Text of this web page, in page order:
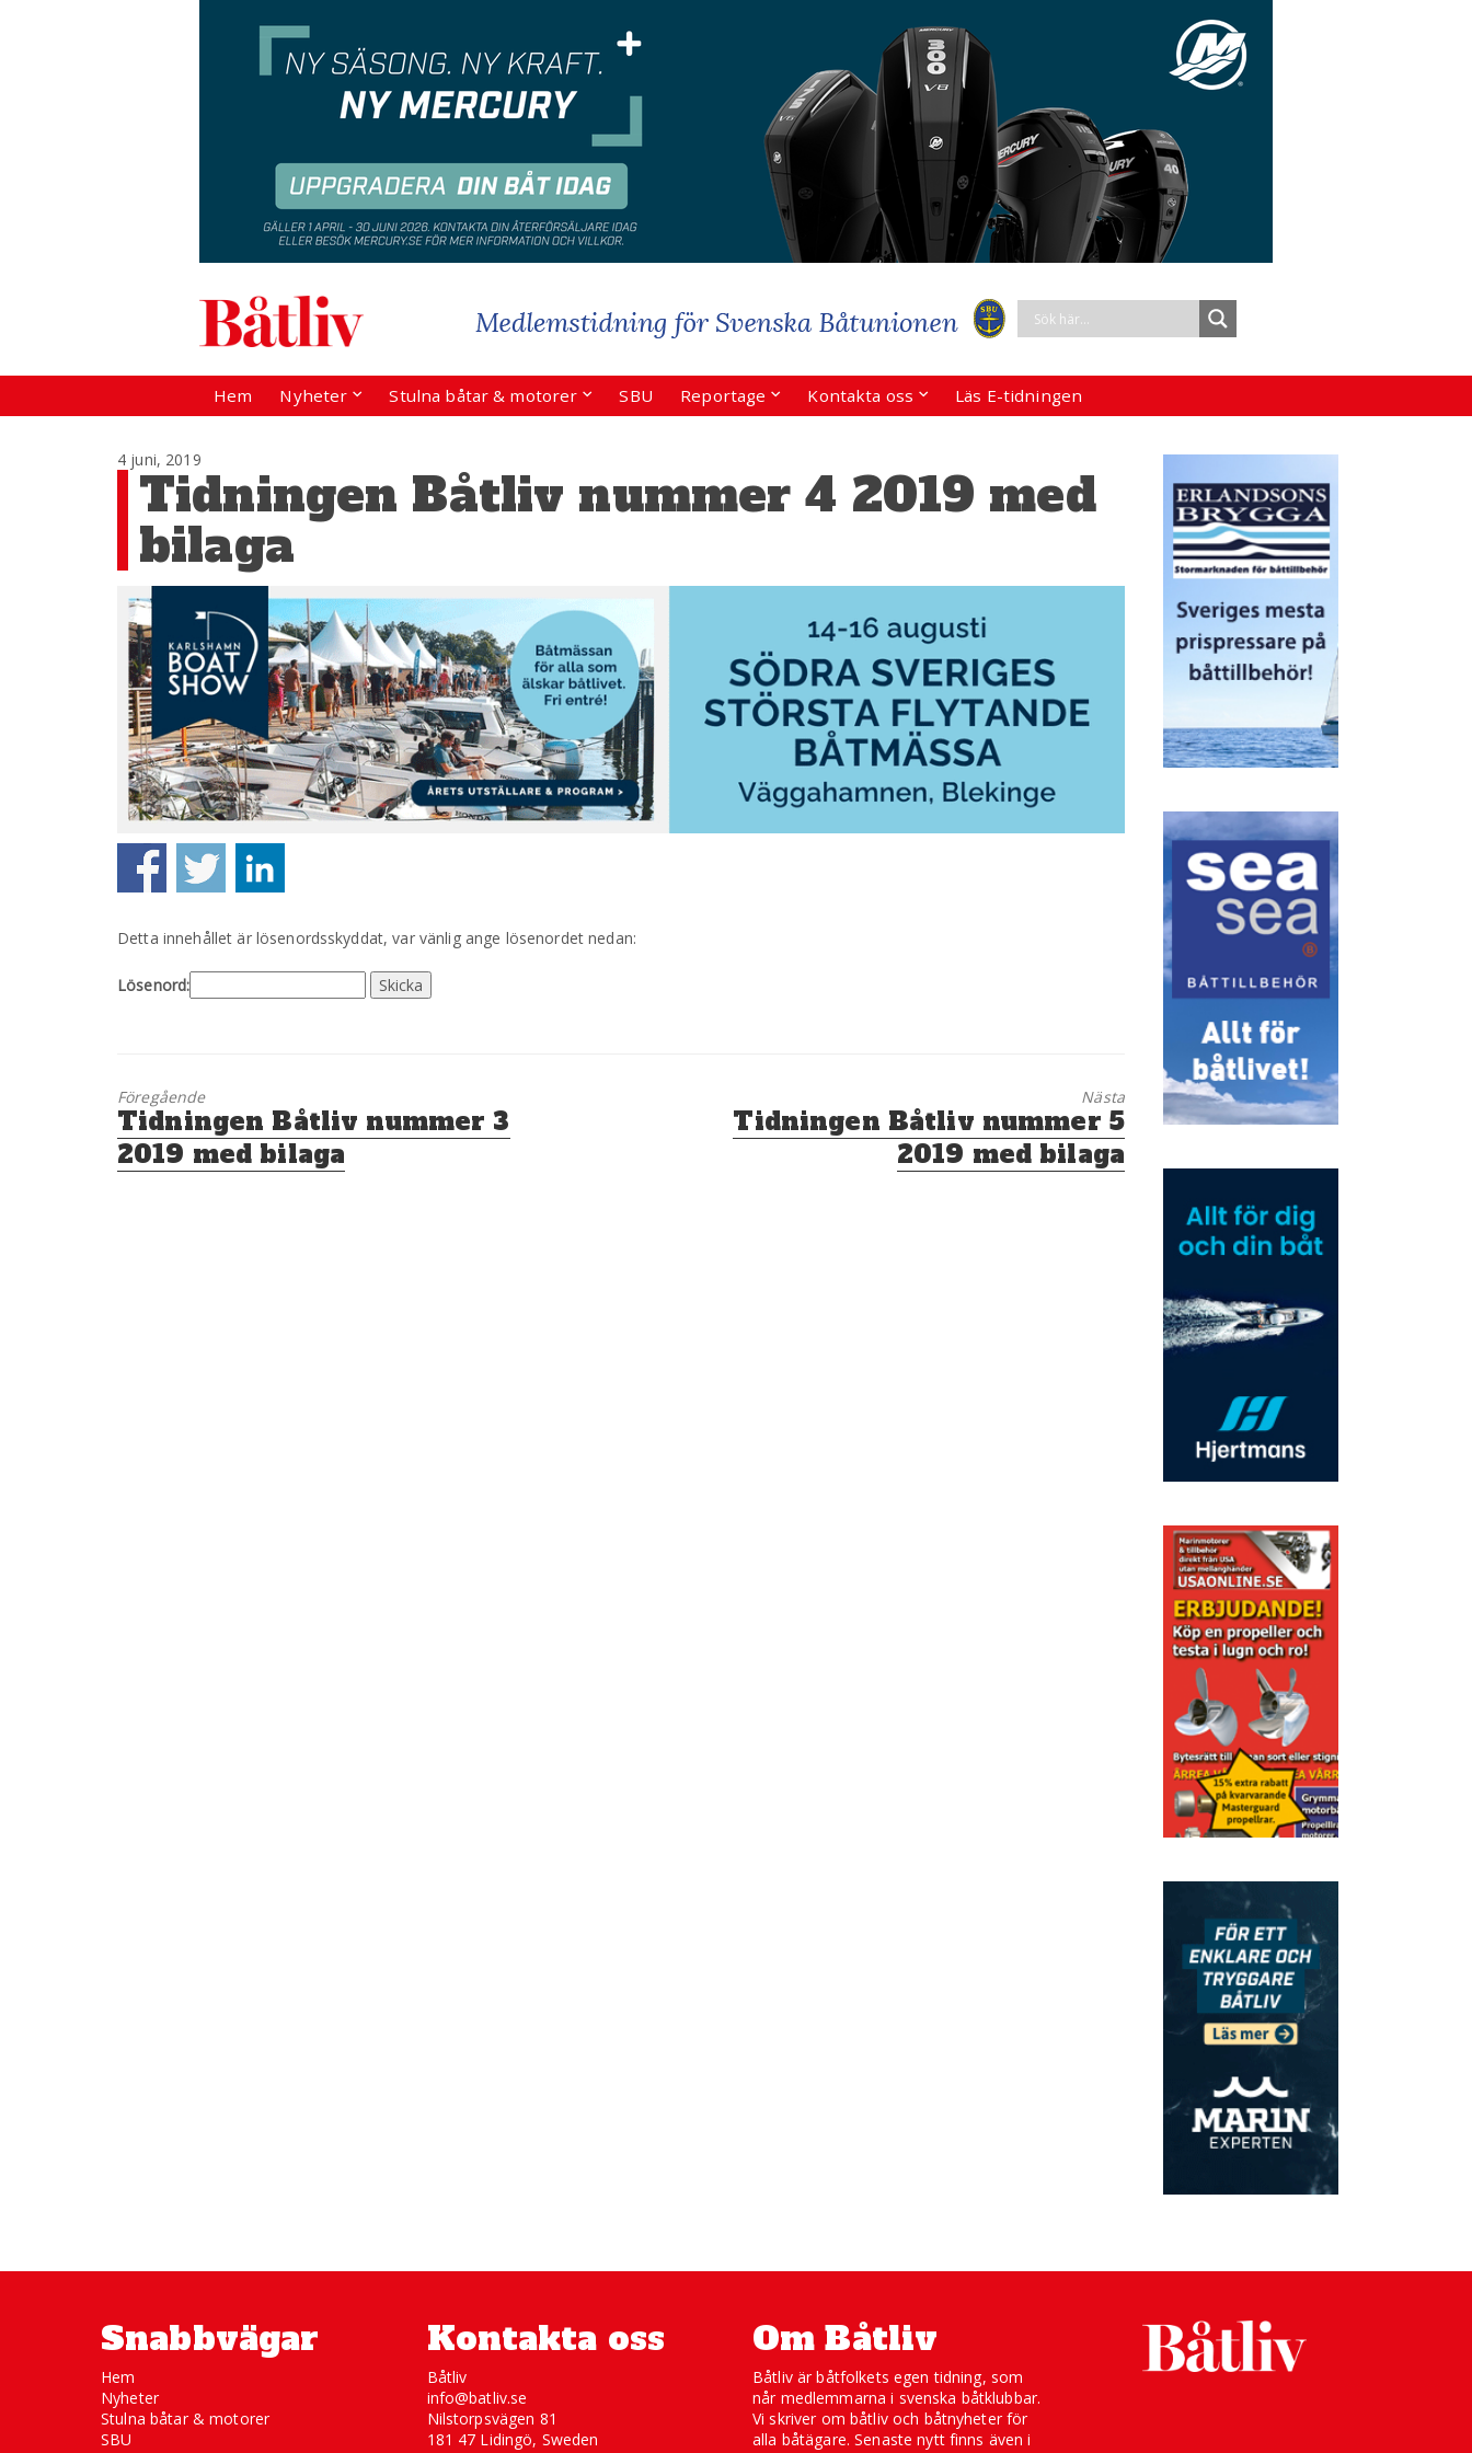
Hem Nyheter Stulna båtar & motorer SBU Reportage Kontakta oss Läs E-tidningen
4 juni, 2019
Tidningen Båtliv nummer 4 2019 med
bilaga
Detta innehållet är lösenordsskyddat, var vänlig ange lösenordet nedan:
Lösenord:
Föregående
Föregående
inlägg:
Tidningen Båtliv nummer 3
2019 med bilaga
Nästa
Nästa
inlägg:
Tidningen Båtliv nummer 5
2019 med bilaga
Snabbvägar
Hem
Nyheter
Stulna båtar & motorer
SBU
Kontakta oss
Båtliv
info@batliv.se
Nilstorpsvägen 81
181 47 Lidingö, Sweden
Om Båtliv
Båtliv är båtfolkets egen tidning, som
når medlemmarna i svenska båtklubbar.
Vi skriver om båtliv och båtnyheter för
alla båtägare. Senaste nytt finns även i